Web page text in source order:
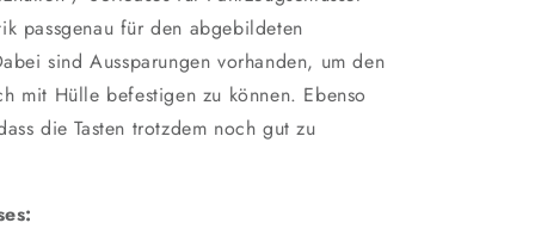
passgenau für den abgebildeten
sind Aussparungen vorhanden, um den
mit Hülle befestigen zu können. Ebenso
die Tasten trotzdem noch gut zu